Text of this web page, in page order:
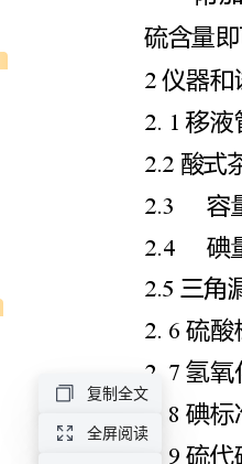
复制全文
全屏阅读